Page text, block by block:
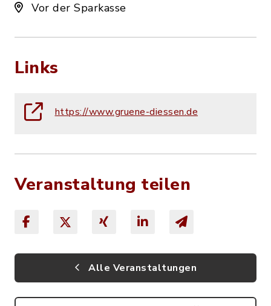
Vor der Sparkasse
Links
https://www.gruene-diessen.de
Veranstaltung teilen
Alle Veranstaltungen